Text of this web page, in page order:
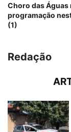
Choro das Águas
programação
(1)
Redação